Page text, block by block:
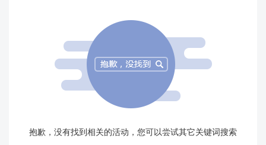
抱歉，没有找到相关的活动，您可以尝试其它关键词搜索